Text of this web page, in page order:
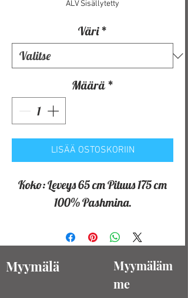
ALV Sisällytetty
Väri *
Määrä *
LISÄÄ OSTOSKORIIN
Koko: Leveys 65 cm Pituus 175 cm
100% Pashmina.
Myymälä
Myymäläm
me